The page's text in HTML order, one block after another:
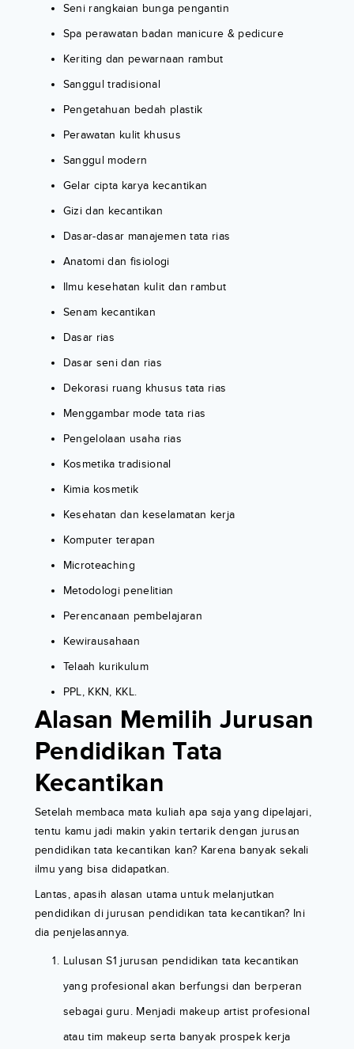
Seni rangkaian bunga pengantin
Spa perawatan badan manicure & pedicure
Keriting dan pewarnaan rambut
Sanggul tradisional
Pengetahuan bedah plastik
Perawatan kulit khusus
Sanggul modern
Gelar cipta karya kecantikan
Gizi dan kecantikan
Dasar-dasar manajemen tata rias
Anatomi dan fisiologi
Ilmu kesehatan kulit dan rambut
Senam kecantikan
Dasar rias
Dasar seni dan rias
Dekorasi ruang khusus tata rias
Menggambar mode tata rias
Pengelolaan usaha rias
Kosmetika tradisional
Kimia kosmetik
Kesehatan dan keselamatan kerja
Komputer terapan
Microteaching
Metodologi penelitian
Perencanaan pembelajaran
Kewirausahaan
Telaah kurikulum
PPL, KKN, KKL.
Alasan Memilih Jurusan
Pendidikan Tata
Kecantikan
Setelah membaca mata kuliah apa saja yang dipelajari,
tentu kamu jadi makin yakin tertarik dengan jurusan
pendidikan tata kecantikan kan? Karena banyak sekali
ilmu yang bisa didapatkan.
Lantas, apasih alasan utama untuk melanjutkan
pendidikan di jurusan pendidikan tata kecantikan? Ini
dia penjelasannya.
Lulusan S1 jurusan pendidikan tata kecantikan
yang profesional akan berfungsi dan berperan
sebagai guru. Menjadi makeup artist profesional
atau tim makeup serta banyak prospek kerja